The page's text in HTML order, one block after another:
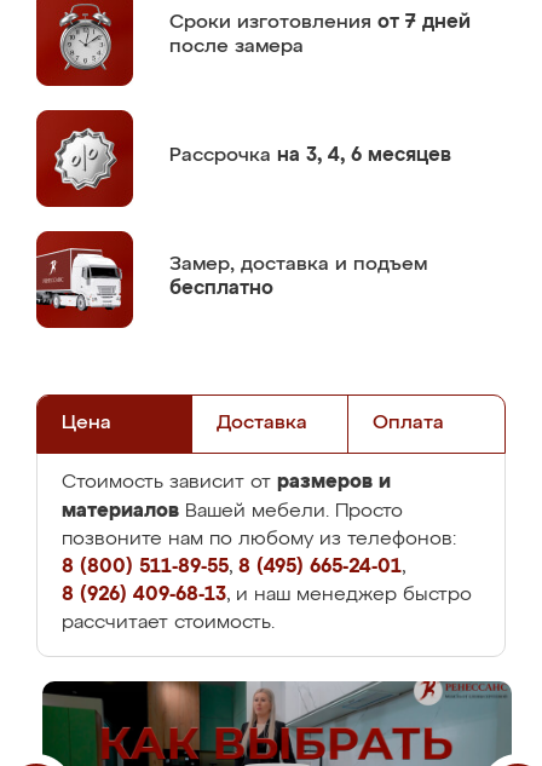
Сроки изготовления от 7 дней
после замера
Рассрочка на 3, 4, 6 месяцев
Замер, доставка и подъем
бесплатно
Цена Доставка Оплата
Стоимость зависит от размеров и
материалов Вашей мебели. Просто
позвоните нам по любому из телефонов:
8 (800) 511-89-55, 8 (495) 665-24-01,
8 (926) 409-68-13, и наш менеджер быстро
рассчитает стоимость.